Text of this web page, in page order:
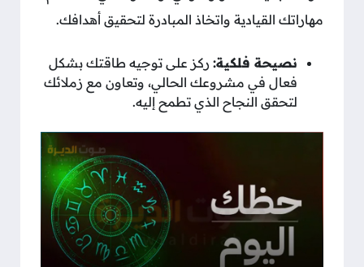
مهاراتك القيادية واتخاذ المبادرة لتحقيق أهدافك.
نصيحة فلكية: ركز على توجيه طاقتك بشكل
فعال في مشروعك الحالي، وتعاون مع زملائك
لتحقق النجاح الذي تطمح إليه.